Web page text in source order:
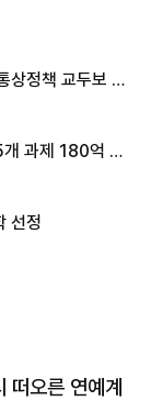
상정책 교두보 활
과제 180억 지
선정
오른 연예계